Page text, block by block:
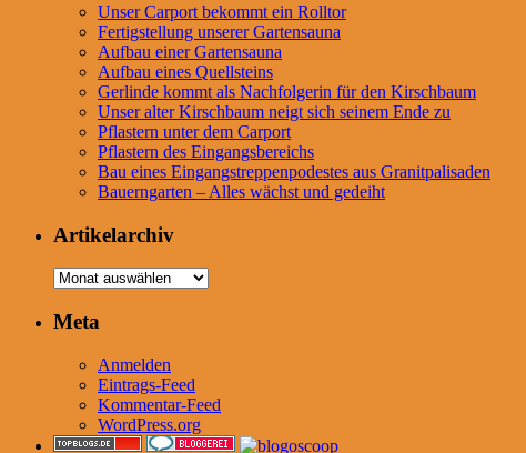
Unser Carport bekommt ein Rolltor
Fertigstellung unserer Gartensauna
Aufbau einer Gartensauna
Aufbau eines Quellsteins
Gerlinde kommt als Nachfolgerin für den Kirschbaum
Unser alter Kirschbaum neigt sich seinem Ende zu
Pflastern unter dem Carport
Pflastern des Eingangsbereichs
Bau eines Eingangstreppenpodestes aus Granitpalisaden
Bauerngarten – Alles wächst und gedeiht
Artikelarchiv
Artikelarchiv
Meta
Anmelden
Eintrags-Feed
Kommentar-Feed
WordPress.org